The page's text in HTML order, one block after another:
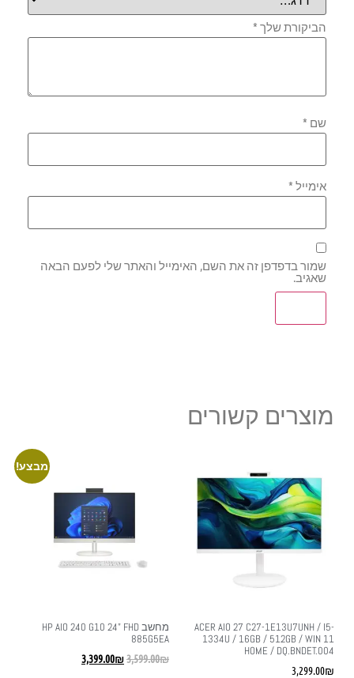
הביקורת שלך *
שם *
אימייל *
שמור בדפדפן זה את השם, האימייל והאתר שלי לפעם הבאה
שאגיב.
מוצרים קשורים
ACER AIO 27 C27-1E13U7UNH / I5-
1334U / 16GB / 512GB / WIN 11
HOME / DQ.BNDET.004
3,299.00₪
מבצע!
מחשב HP AIO 240 G10 24" FHD
885G5EA
3,599.00₪
3,399.00₪